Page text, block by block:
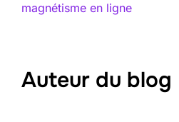
magnétisme en ligne
Auteur du blog